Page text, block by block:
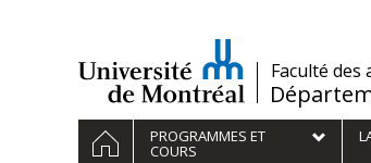
/Faculté des
Navigation
principale
ACCUEILPROGRAMMES ET
COURS